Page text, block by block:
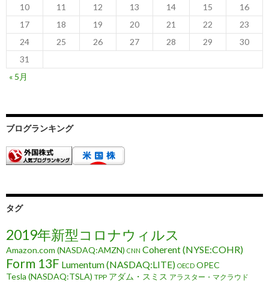
10
11 12 13 14 15
16
17
18 19 20 21 22
23
24
25 26 27 28 29
30
31
« 5月
ブログランキング
タグ
2019年新型コロナウィルス
Amazon.com (NASDAQ:AMZN) CNN Coherent (NYSE:COHR)
Form 13F Lumentum (NASDAQ:LITE) OECD OPEC
Tesla (NASDAQ:TSLA) TPP アダム・スミス アラスター・マクラウド